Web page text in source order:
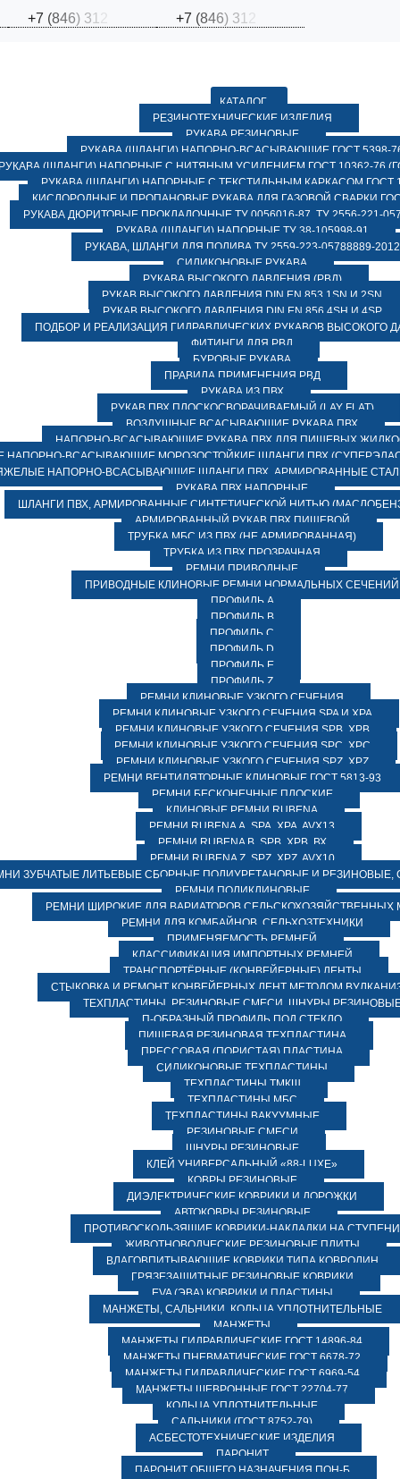
+7 (846) 31 +7 (846) 31
КАТАЛОГ
РЕЗИНОТЕХНИЧЕСКИЕ ИЗДЕЛИЯ
РУКАВА РЕЗИНОВЫЕ
РУКАВА (ШЛАНГИ) НАПОРНО-ВСАСЫВАЮЩИЕ ГОСТ 5398-
(ШЛАНГИ) НАПОРНЫЕ С НИТЯНЫМ УСИЛЕНИЕМ ГОСТ 10362-76
РУКАВА (ШЛАНГИ) НАПОРНЫЕ С ТЕКСТИЛЬНЫМ КАРКАСОМ ГОСТ
КИСЛОРОДНЫЕ И ПРОПАНОВЫЕ РУКАВА ДЛЯ ГАЗОВОЙ СВАРКИ
РУКАВА ДЮРИТОВЫЕ ПРОКЛАДОЧНЫЕ ТУ 0056016-87, ТУ 2556-221-
РУКАВА (ШЛАНГИ) НАПОРНЫЕ ТУ 38-105998-91
РУКАВА, ШЛАНГИ ДЛЯ ПОЛИВА ТУ 2559-223-05788889-2012
СИЛИКОНОВЫЕ РУКАВА
РУКАВА ВЫСОКОГО ДАВЛЕНИЯ (РВД)
РУКАВ ВЫСОКОГО ДАВЛЕНИЯ DIN EN 853 1SN И 2SN
РУКАВ ВЫСОКОГО ДАВЛЕНИЯ DIN EN 856 4SH И 4SP
ПОДБОР И РЕАЛИЗАЦИЯ ГИДРАВЛИЧЕСКИХ РУКАВОВ ВЫСОКОГО
ФИТИНГИ ДЛЯ РВД
БУРОВЫЕ РУКАВА
ПРАВИЛА ПРИМЕНЕНИЯ РВД
РУКАВА ИЗ ПВХ
РУКАВ ПВХ ПЛОСКОСВОРАЧИВАЕМЫЙ (LAY FLAT)
ВОЗДУШНЫЕ ВСАСЫВАЮЩИЕ РУКАВА ПВХ
НАПОРНО-ВСАСЫВАЮЩИЕ РУКАВА ПВХ ДЛЯ ПИЩЕВЫХ
НАПОРНО-ВСАСЫВАЮЩИЕ МОРОЗОСТОЙКИЕ ШЛАНГИ ПВХ
НАПОРНО-ВСАСЫВАЮЩИЕ ШЛАНГИ ПВХ, АРМИРОВАННЫЕ
РУКАВА ПВХ НАПОРНЫЕ
ШЛАНГИ ПВХ, АРМИРОВАННЫЕ СИНТЕТИЧЕСКОЙ НИТЬЮ
АРМИРОВАННЫЙ РУКАВ ПВХ ПИЩЕВОЙ
ТРУБКА МБС ИЗ ПВХ (НЕ АРМИРОВАННАЯ)
ТРУБКА ИЗ ПВХ ПРОЗРАЧНАЯ
РЕМНИ ПРИВОДНЫЕ
ПРИВОДНЫЕ КЛИНОВЫЕ РЕМНИ НОРМАЛЬНЫХ СЕЧЕНИЙ
ПРОФИЛЬ A
ПРОФИЛЬ B
ПРОФИЛЬ C
ПРОФИЛЬ D
ПРОФИЛЬ E
ПРОФИЛЬ Z
РЕМНИ КЛИНОВЫЕ УЗКОГО СЕЧЕНИЯ
РЕМНИ КЛИНОВЫЕ УЗКОГО СЕЧЕНИЯ SPA И XPA
РЕМНИ КЛИНОВЫЕ УЗКОГО СЕЧЕНИЯ SPB, XPB
РЕМНИ КЛИНОВЫЕ УЗКОГО СЕЧЕНИЯ SPC, XPC
РЕМНИ КЛИНОВЫЕ УЗКОГО СЕЧЕНИЯ SPZ, XPZ
РЕМНИ ВЕНТИЛЯТОРНЫЕ КЛИНОВЫЕ ГОСТ 5813-93
РЕМНИ БЕСКОНЕЧНЫЕ ПЛОСКИЕ
КЛИНОВЫЕ РЕМНИ RUBENA
РЕМНИ RUBENA А, SPA, XPA, AVX13
РЕМНИ RUBENA В, SPВ, ХPВ, ВХ
РЕМНИ RUBENA Z, SPZ, XPZ, AVX10
ЗУБЧАТЫЕ ЛИТЬЕВЫЕ СБОРНЫЕ ПОЛИУРЕТАНОВЫЕ И РЕЗИНОВЫЕ,
РЕМНИ ПОЛИКЛИНОВЫЕ
РЕМНИ ШИРОКИЕ ДЛЯ ВАРИАТОРОВ СЕЛЬСКОХОЗЯЙСТВЕННЫХ
РЕМНИ ДЛЯ КОМБАЙНОВ, СЕЛЬХОЗТЕХНИКИ
ПРИМЕНЯЕМОСТЬ РЕМНЕЙ
КЛАССИФИКАЦИЯ ИМПОРТНЫХ РЕМНЕЙ
ТРАНСПОРТЁРНЫЕ (КОНВЕЙЕРНЫЕ) ЛЕНТЫ
СТЫКОВКА И РЕМОНТ КОНВЕЙЕРНЫХ ЛЕНТ МЕТОДОМ
ТЕХПЛАСТИНЫ, РЕЗИНОВЫЕ СМЕСИ, ШНУРЫ
П-ОБРАЗНЫЙ ПРОФИЛЬ ПОД СТЕКЛО
ПИЩЕВАЯ РЕЗИНОВАЯ ТЕХПЛАСТИНА
ПРЕССОВАЯ (ПОРИСТАЯ) ПЛАСТИНА
СИЛИКОНОВЫЕ ТЕХПЛАСТИНЫ
ТЕХПЛАСТИНЫ ТМКЩ
ТЕХПЛАСТИНЫ МБС
ТЕХПЛАСТИНЫ ВАКУУМНЫЕ
РЕЗИНОВЫЕ СМЕСИ
ШНУРЫ РЕЗИНОВЫЕ
КЛЕЙ УНИВЕРСАЛЬНЫЙ «88-LUXE»
КОВРЫ РЕЗИНОВЫЕ
ДИЭЛЕКТРИЧЕСКИЕ КОВРИКИ И ДОРОЖКИ
АВТОКОВРЫ РЕЗИНОВЫЕ
ПРОТИВОСКОЛЬЗЯЩИЕ КОВРИКИ-НАКЛАДКИ НА СТУПЕНИ
ЖИВОТНОВОДЧЕСКИЕ РЕЗИНОВЫЕ ПЛИТЫ
ВЛАГОВПИТЫВАЮЩИЕ КОВРИКИ ТИПА КОВРОЛИН
ГРЯЗЕЗАЩИТНЫЕ РЕЗИНОВЫЕ КОВРИКИ
EVA (ЭВА) КОВРИКИ И ПЛАСТИНЫ
МАНЖЕТЫ, САЛЬНИКИ, КОЛЬЦА УПЛОТНИТЕЛЬНЫЕ
МАНЖЕТЫ
МАНЖЕТЫ ГИДРАВЛИЧЕСКИЕ ГОСТ 14896-84
МАНЖЕТЫ ПНЕВМАТИЧЕСКИЕ ГОСТ 6678-72
МАНЖЕТЫ ГИДРАВЛИЧЕСКИЕ ГОСТ 6969-54
МАНЖЕТЫ ШЕВРОННЫЕ ГОСТ 22704-77
КОЛЬЦА УПЛОТНИТЕЛЬНЫЕ
САЛЬНИКИ (ГОСТ 8752-79)
АСБЕСТОТЕХНИЧЕСКИЕ ИЗДЕЛИЯ
ПАРОНИТ
ПАРОНИТ ОБЩЕГО НАЗНАЧЕНИЯ ПОН-Б